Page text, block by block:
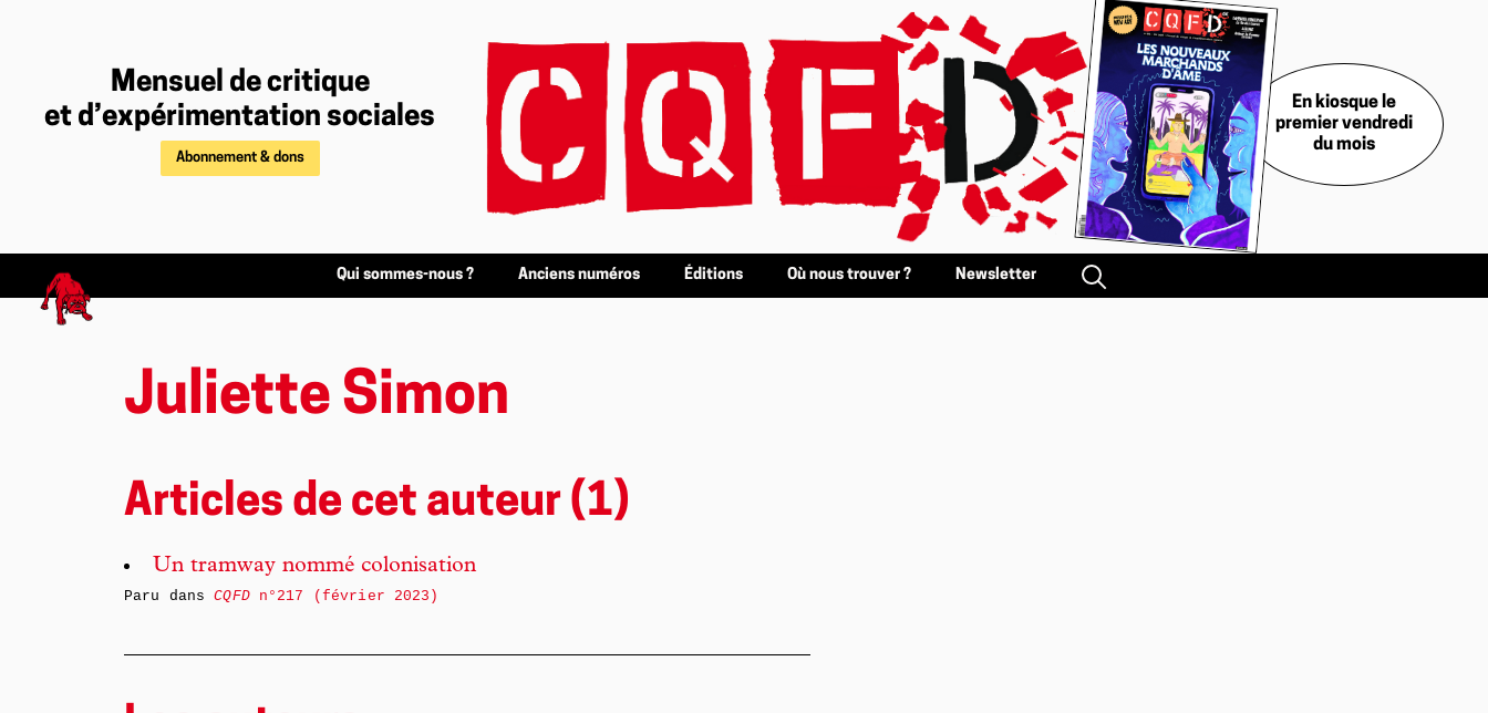
Mensuel de critique
et d’expérimentation sociales
Abonnement & dons
En kiosque le
premier vendredi
du mois
Qui sommes-nous ? Anciens numéros Éditions Où nous trouver ? Newsletter
Juliette Simon
Articles de cet auteur (1)
Un tramway nommé colonisation
Paru dansCQFDn°217 (février 2023)